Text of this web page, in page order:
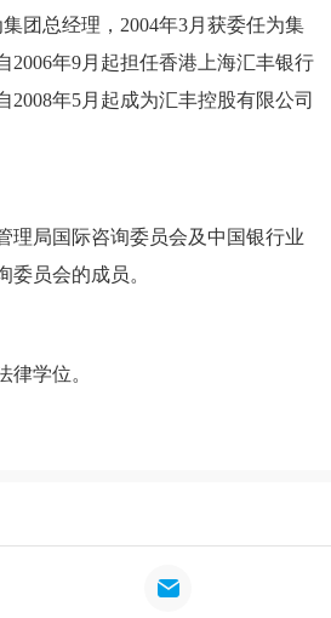
团总经理，2004年3月获委任为集
2006年9月起担任香港上海汇丰银行
2008年5月起成为汇丰控股有限公司
理局国际咨询委员会及中国银行业
委员会的成员。
律学位。